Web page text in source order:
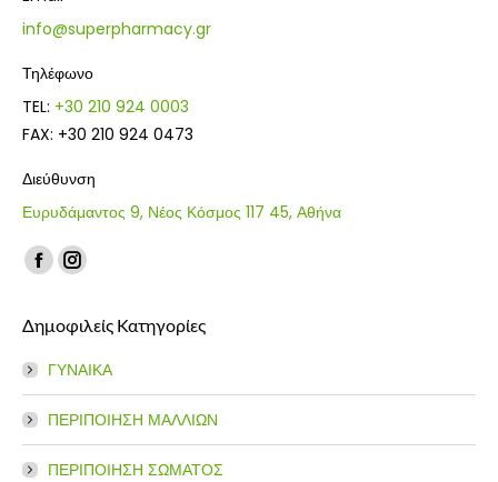
info@superpharmacy.gr
Τηλέφωνο
TEL: +30 210 924 0003
FAX: +30 210 924 0473
Διεύθυνση
Ευρυδάμαντος 9, Νέος Κόσμος 117 45, Αθήνα
Find us on:
Facebook
opens
in
window
Instagram
opens
in
window
Δημοφιλείς Κατηγορίες
ΓΥΝΑΙΚΑ
ΠΕΡΙΠΟΙΗΣΗ ΜΑΛΛΙΩΝ
ΠΕΡΙΠΟΙΗΣΗ ΣΩΜΑΤΟΣ